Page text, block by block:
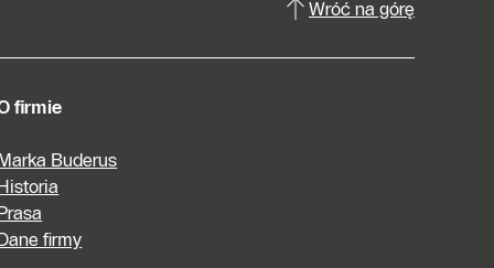
Wróć na górę
firmie
Buderus
firmy